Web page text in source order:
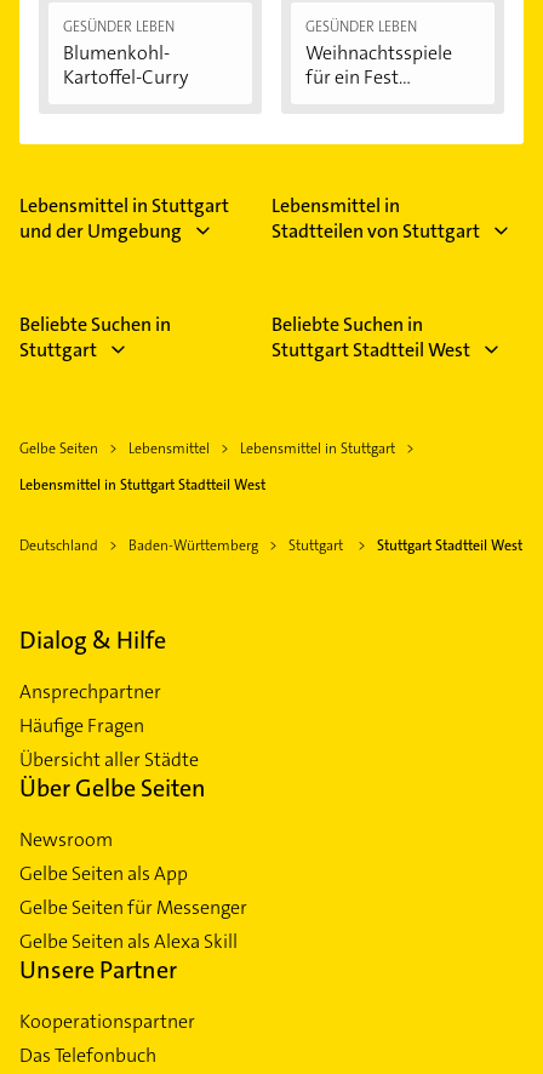
GESÜNDER LEBEN
Blumenkohl-
Kartoffel-Curry
GESÜNDER LEBEN
Weihnachtsspiele
für ein Fest...
Lebensmittel in Stuttgart
und der Umgebung
Lebensmittel in
Stadtteilen von Stuttgart
Beliebte Suchen in
Stuttgart
Beliebte Suchen in
Stuttgart Stadtteil West
Gelbe Seiten Lebensmittel
Lebensmittel in Stuttgart
Lebensmittel in Stuttgart Stadtteil West
Deutschland Baden-Württemberg Stuttgart Stuttgart Stadtteil West
Dialog & Hilfe
Ansprechpartner
Häufige Fragen
Übersicht aller Städte
Über Gelbe Seiten
Newsroom
Gelbe Seiten als App
Gelbe Seiten für Messenger
Gelbe Seiten als Alexa Skill
Unsere Partner
Kooperationspartner
Das Telefonbuch